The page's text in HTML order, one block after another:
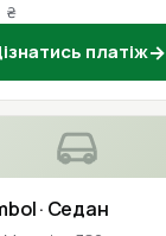
₴
платіж→
· Седан